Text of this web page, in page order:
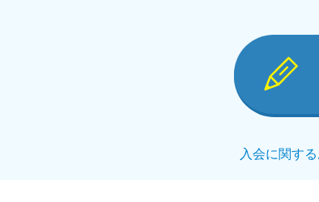
入会に関す